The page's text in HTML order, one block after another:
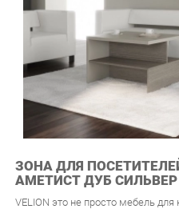
ЗОНА ДЛЯ ПОСЕТИТЕЛЕЙ
АМЕТИСТ ДУБ СИЛЬВЕР
VELION это не просто мебель для
Рейтинг: